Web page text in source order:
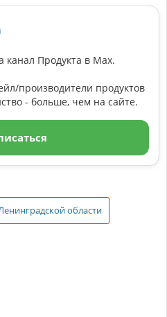
канал Продукта в Max.
производители продуктов
- больше, чем на сайте.
области